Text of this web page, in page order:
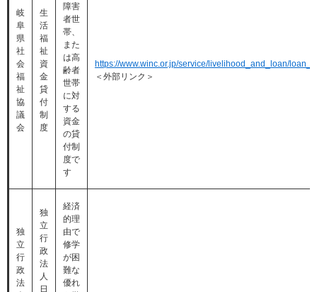
岐
阜
県
社
会
福
祉
協
議
会
生
活
福
祉
資
金
貸
付
制
度
障害
者世
帯、
また
は高
齢者
世帯
に対
する
資金
の貸
付制
度で
す
https://www.winc.or.jp/service/livelihood_and_loan/
＜外部リンク＞
独
立
行
政
法
独
立
行
政
法
人
日
経済
的理
由で
修学
が困
難な
優れ